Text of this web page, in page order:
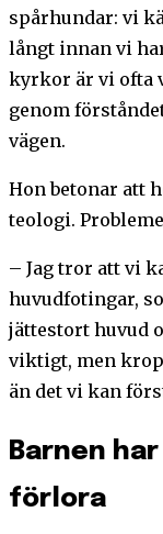
spårhundar: vi
långt innan vi
kyrkor är vi ofta
genom
vägen.
Hon betonar att
teologi.
– Jag tror att vi
huvudfotingar,
jättestort huvud
viktigt, men
än det vi kan
Barnen
förlora